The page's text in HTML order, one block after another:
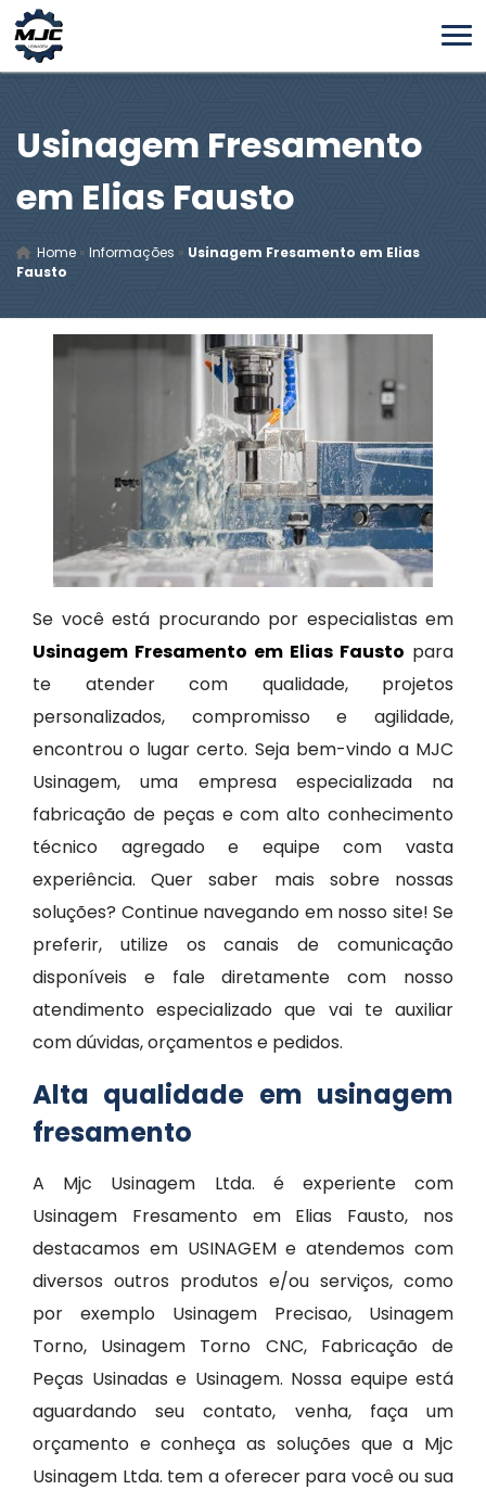
Usinagem Fresamento
em Elias Fausto
Home » Informações » Usinagem Fresamento em Elias
Fausto
Se você está procurando por especialistas em
Usinagem Fresamento em Elias Fausto para
te atender com qualidade, projetos
personalizados, compromisso e agilidade,
encontrou o lugar certo. Seja bem-vindo a MJC
Usinagem, uma empresa especializada na
fabricação de peças e com alto conhecimento
técnico agregado e equipe com vasta
experiência. Quer saber mais sobre nossas
soluções? Continue navegando em nosso site! Se
preferir, utilize os canais de comunicação
disponíveis e fale diretamente com nosso
atendimento especializado que vai te auxiliar
com dúvidas, orçamentos e pedidos.
Alta qualidade em usinagem
fresamento
A Mjc Usinagem Ltda. é experiente com
Usinagem Fresamento em Elias Fausto, nos
destacamos em USINAGEM e atendemos com
diversos outros produtos e/ou serviços, como
por exemplo Usinagem Precisao, Usinagem
Torno, Usinagem Torno CNC, Fabricação de
Peças Usinadas e Usinagem. Nossa equipe está
aguardando seu contato, venha, faça um
orçamento e conheça as soluções que a Mjc
Usinagem Ltda. tem a oferecer para você ou sua